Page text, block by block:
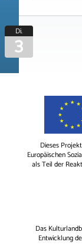
Di.
3
Dieses
Europäischen
als Teil der
Das
Entwicklung